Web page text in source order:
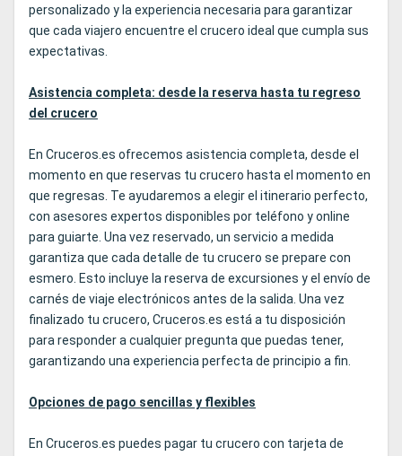
personalizado y la experiencia necesaria para garantizar
que cada viajero encuentre el crucero ideal que cumpla sus
expectativas.
Asistencia completa: desde la reserva hasta tu regreso
del crucero
En Cruceros.es ofrecemos asistencia completa, desde el
momento en que reservas tu crucero hasta el momento en
que regresas. Te ayudaremos a elegir el itinerario perfecto,
con asesores expertos disponibles por teléfono y online
para guiarte. Una vez reservado, un servicio a medida
garantiza que cada detalle de tu crucero se prepare con
esmero. Esto incluye la reserva de excursiones y el envío de
carnés de viaje electrónicos antes de la salida. Una vez
finalizado tu crucero, Cruceros.es está a tu disposición
para responder a cualquier pregunta que puedas tener,
garantizando una experiencia perfecta de principio a fin.
Opciones de pago sencillas y flexibles
En Cruceros.es puedes pagar tu crucero con tarjeta de